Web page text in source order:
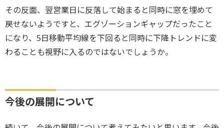
その反面、翌営業日に反落して始まると同時に窓を埋めて
戻せないようですと、エグゾーションギャップだったこと
になり、5日移動平均線を下回ると同時に下降トレンドに変
わることも視野に入るのではないでしょうか。
今後の展開について